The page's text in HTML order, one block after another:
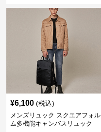
¥6,100 (税込)
メンズリュック スクエアフォル
ム多機能キャンバスリュック